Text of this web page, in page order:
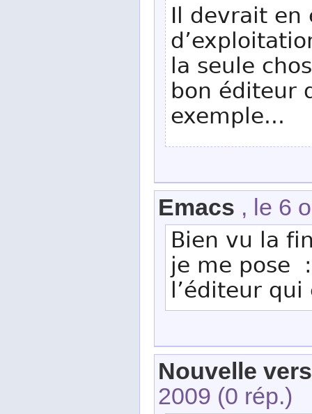
Il devrait en
la seule
bon éditeur
exemple...
Emacs , le 6
Bien vu la
je me pose
l’éditeur
Nouvelle
2009 (0 rép.)